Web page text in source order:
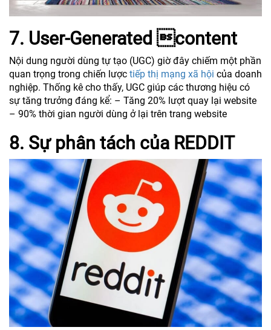
7. User-Generated content
Nội dung người dùng tự tạo (UGC) giờ đây chiếm một phần
quan trọng trong chiến lược tiếp thị mạng xã hội của doanh
nghiệp. Thống kê cho thấy, UGC giúp các thương hiệu có
sự tăng trưởng đáng kể: – Tăng 20% lượt quay lại website
– 90% thời gian người dùng ở lại trên trang website
8. Sự phân tách của REDDIT